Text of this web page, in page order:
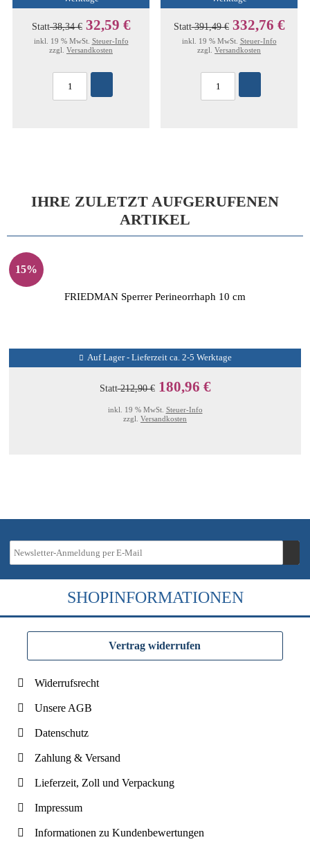
Statt38,34 € 32,59 €
inkl. 19 % MwSt. Steuer-Info
zzgl. Versandkosten
Statt391,49 € 332,76 €
inkl. 19 % MwSt. Steuer-Info
zzgl. Versandkosten
IHRE ZULETZT AUFGERUFENEN
ARTIKEL
15%
FRIEDMAN Sperrer Perineorrhaph 10 cm
Auf Lager - Lieferzeit ca. 2-5 Werktage
Statt212,90 € 180,96 €
inkl. 19 % MwSt. Steuer-Info
zzgl. Versandkosten
SHOPINFORMATIONEN
Vertrag widerrufen
Widerrufsrecht
Unsere AGB
Datenschutz
Zahlung & Versand
Lieferzeit, Zoll und Verpackung
Impressum
Informationen zu Kundenbewertungen